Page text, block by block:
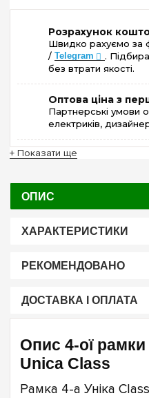
Розрахунок
Швидко рахуємо за
/ Telegram
.
без втрати якості.
Оптова ціна з
Партнерські умови
електриків,
+ Показати ще
ОПИС
ХАРАКТЕРИСТИКИ
РЕКОМЕНДОВАНО
ДОСТАВКА І ОПЛАТА
Опис 4-ої
Unica Class
Рамка 4-а Уніка